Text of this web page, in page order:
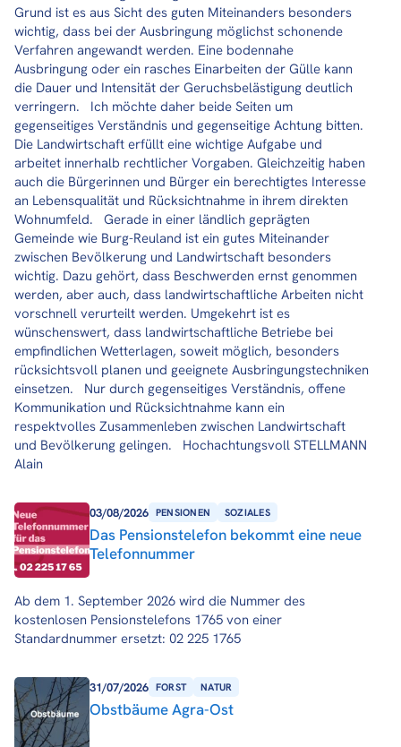
Grund ist es aus Sicht des guten Miteinanders besonders
wichtig, dass bei der Ausbringung möglichst schonende
Verfahren angewandt werden. Eine bodennahe
Ausbringung oder ein rasches Einarbeiten der Gülle kann
die Dauer und Intensität der Geruchsbelästigung deutlich
verringern. Ich möchte daher beide Seiten um
gegenseitiges Verständnis und gegenseitige Achtung bitten.
Die Landwirtschaft erfüllt eine wichtige Aufgabe und
arbeitet innerhalb rechtlicher Vorgaben. Gleichzeitig haben
auch die Bürgerinnen und Bürger ein berechtigtes Interesse
an Lebensqualität und Rücksichtnahme in ihrem direkten
Wohnumfeld. Gerade in einer ländlich geprägten
Gemeinde wie Burg-Reuland ist ein gutes Miteinander
zwischen Bevölkerung und Landwirtschaft besonders
wichtig. Dazu gehört, dass Beschwerden ernst genommen
werden, aber auch, dass landwirtschaftliche Arbeiten nicht
vorschnell verurteilt werden. Umgekehrt ist es
wünschenswert, dass landwirtschaftliche Betriebe bei
empfindlichen Wetterlagen, soweit möglich, besonders
rücksichtsvoll planen und geeignete Ausbringungstechniken
einsetzen. Nur durch gegenseitiges Verständnis, offene
Kommunikation und Rücksichtnahme kann ein
respektvolles Zusammenleben zwischen Landwirtschaft
und Bevölkerung gelingen. Hochachtungsvoll STELLMANN
Alain
03/08/2026 PENSIONEN SOZIALES
Das Pensionstelefon bekommt eine neue
Telefonnummer
Ab dem 1. September 2026 wird die Nummer des
kostenlosen Pensionstelefons 1765 von einer
Standardnummer ersetzt: 02 225 1765
31/07/2026 FORST NATUR
Obstbäume Agra-Ost